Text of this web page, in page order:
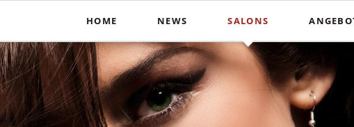
HOME NEWS SALONS
In der Südstadt
Coupers am Stephansplatz
Pflege
Haaranalyse
Olaplex
Energy Code
Schnitte
Heiße Schere
Blunt Cut
Calligraphy Cut